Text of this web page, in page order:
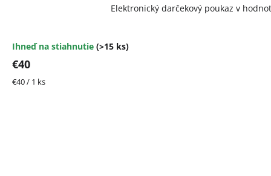
Elektronický darčekový poukaz v
Ihneď na stiahnutie (>15 ks)
€40
Jednotková
€40 / 1 ks